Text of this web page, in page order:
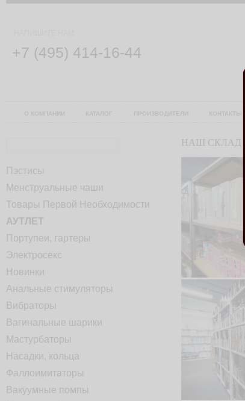
О КОМПАНИИ КАТАЛОГ ПРОИЗВОДИТЕЛИ КОНТАКТЫ
+7 (495) 414-16-44
Пэстисы
Менструальные чаши
Товары Первой Необходимости
АУТЛЕТ
Портупеи, гартеры
Электросекс
Новинки
Анальные стимуляторы
Вибраторы
Вагинальные шарики
Мастурбаторы
Насадки, кольца
Фаллоимитаторы
Вакуумные помпы
НАШ СКЛАД